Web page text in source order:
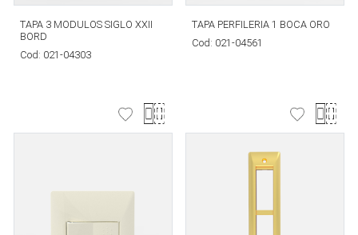
TAPA 3 MODULOS SIGLO XXII
BORD
Cod: 021-04303
TAPA PERFILERIA 1 BOCA ORO
Cod: 021-04561